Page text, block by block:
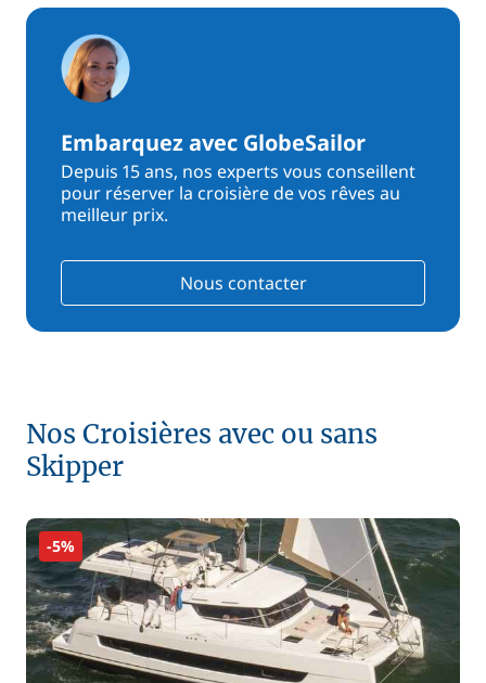
Embarquez avec GlobeSailor
Depuis 15 ans, nos experts vous conseillent
pour réserver la croisière de vos rêves au
meilleur prix.
Nous contacter
Nos Croisières avec ou sans
Skipper
-5%